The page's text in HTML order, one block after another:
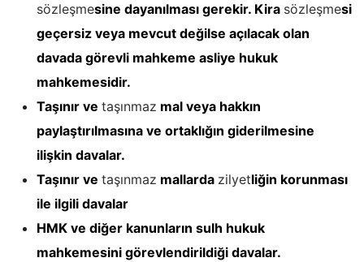
sözleşmesine dayanılması gerekir. Kira sözleşmesi
geçersiz veya mevcut değilse açılacak olan
davada görevli mahkeme asliye hukuk
mahkemesidir.
Taşınır ve taşınmaz mal veya hakkın
paylaştırılmasına ve ortaklığın giderilmesine
ilişkin davalar.
Taşınır ve taşınmaz mallarda zilyetliğin korunması
ile ilgili davalar
HMK ve diğer kanunların sulh hukuk
mahkemesini görevlendirildiği davalar.